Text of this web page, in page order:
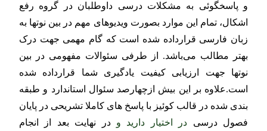
و پاسخگوئی به مشکلات درسی داوطلبان در گروه رفع
اشکال، تمام این موارد بصورت ویدیوهای مهم در بین نوتها به
زبان فارسی قرارداده شده است که گام مهمی جهت درک
بهتر مطالب می‌باشد. از طرفی سئوالات مفهومی در بین
نوتها جهت ارزیابی کیفیت یادگیری شما قرارداده شده
است.علاوه بر این بیش ازچهارصد سئوال استاندارد و طبقه
بندی شده در قالب کوئیز با پاسخ های کاملا تشریحی در پایان
فصول درسی در اختیار دارید ودر نهایت بعد از انجام